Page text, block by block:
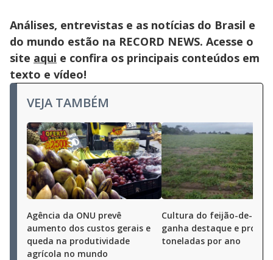
Análises, entrevistas e as notícias do Brasil e
do mundo estão na RECORD NEWS. Acesse o
site aqui e confira os principais conteúdos em
texto e vídeo!
VEJA TAMBÉM
Agência da ONU prevê
aumento dos custos gerais e
queda na produtividade
agrícola no mundo
Cultura do feijão-de-
ganha destaque e produz
toneladas por ano